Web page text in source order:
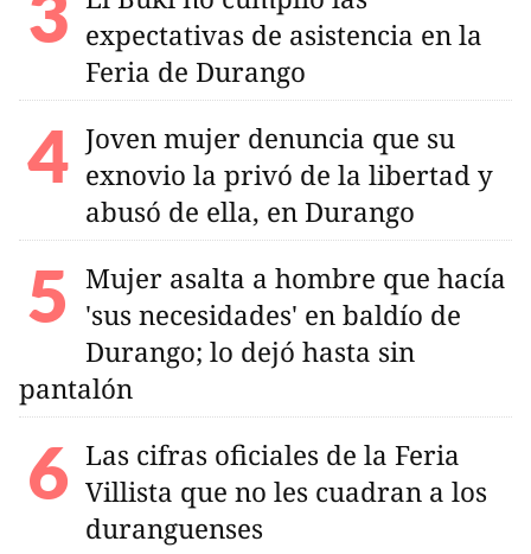
expectativas de asistencia en la
Feria de Durango
Joven mujer denuncia que su
exnovio la privó de la libertad y
abusó de ella, en Durango
Mujer asalta a hombre que hacía
'sus necesidades' en baldío de
Durango; lo dejó hasta sin
pantalón
Las cifras oficiales de la Feria
Villista que no les cuadran a los
duranguenses